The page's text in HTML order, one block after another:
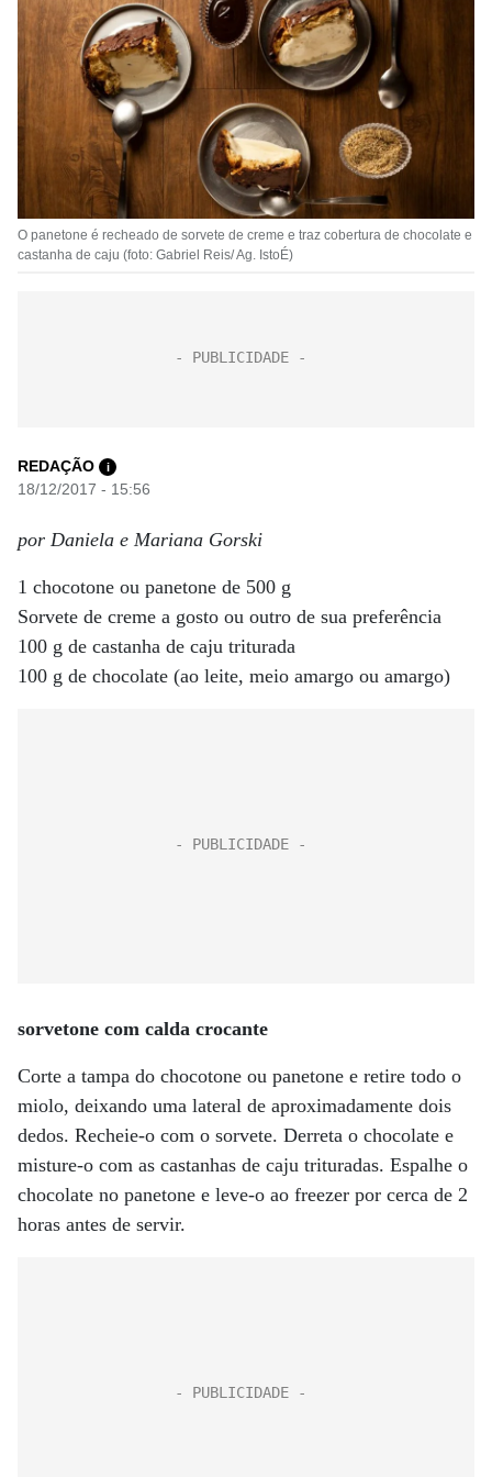
O panetone é recheado de sorvete de creme e traz cobertura de chocolate e
castanha de caju (foto: Gabriel Reis/ Ag. IstoÉ)
REDAÇÃO i
18/12/2017 - 15:56
por Daniela e Mariana Gorski
1 chocotone ou panetone de 500 g
Sorvete de creme a gosto ou outro de sua preferência
100 g de castanha de caju triturada
100 g de chocolate (ao leite, meio amargo ou amargo)
sorvetone com calda crocante
Corte a tampa do chocotone ou panetone e retire todo o
miolo, deixando uma lateral de aproximadamente dois
dedos. Recheie-o com o sorvete. Derreta o chocolate e
misture-o com as castanhas de caju trituradas. Espalhe o
chocolate no panetone e leve-o ao freezer por cerca de 2
horas antes de servir.